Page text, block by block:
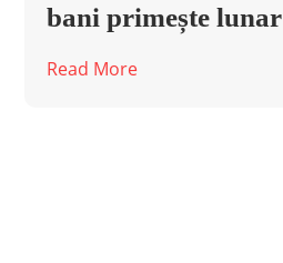
bani primește lunar
Read More